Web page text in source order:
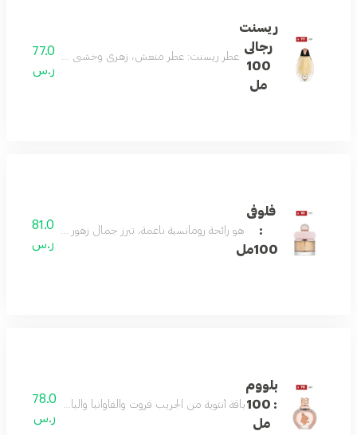
ريسنت
رجالى
100
مل
عطر ريسنت: عطر منعش، زهري وخشبي يحتوي على77.0
ر.س
فلوفى
:
100مل
هو رائحة رومانسية ناعمة، تبرز جمال زهور الوادي
81.0
ر.س
بلووم
: 100
مل
باقة أنثوية من الجريب فروت والفاوانيا والياسمين
78.0
ر.س